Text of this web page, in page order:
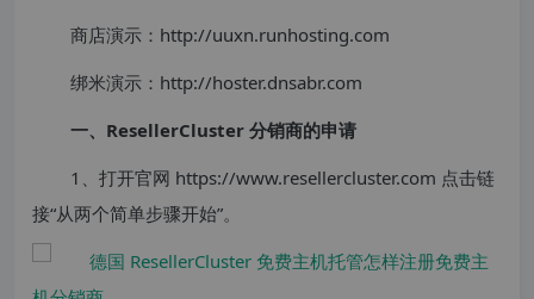
商店演示：http://uuxn.runhosting.com
绑米演示：http://hoster.dnsabr.com
一、ResellerCluster 分销商的申请
1、打开官网 https://www.resellercluster.com 点击链
接“从两个简单步骤开始”。